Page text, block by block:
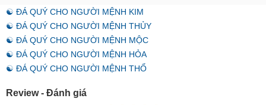
☯ ĐÁ QUÝ CHO NGƯỜI MỆNH KIM
☯ ĐÁ QUÝ CHO NGƯỜI MỆNH THỦY
☯ ĐÁ QUÝ CHO NGƯỜI MỆNH MỘC
☯ ĐÁ QUÝ CHO NGƯỜI MỆNH HỎA
☯ ĐÁ QUÝ CHO NGƯỜI MỆNH THỔ
Review - Đánh giá